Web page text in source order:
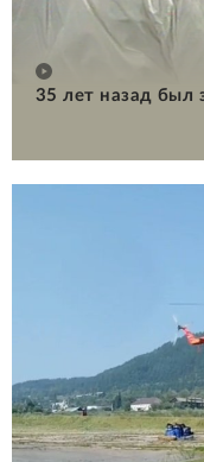
35 лет назад был